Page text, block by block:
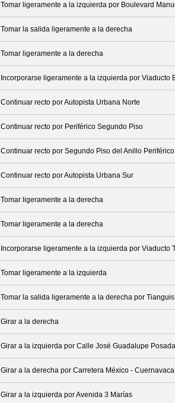
Tomar ligeramente a la izquierda por Boulevard
Tomar la salida ligeramente a la derecha
Tomar ligeramente a la derecha
Incorporarse ligeramente a la izquierda por Viaducto
Continuar recto por Autopista Urbana Norte
Continuar recto por Periférico Segundo Piso
Continuar recto por Segundo Piso del Anillo Periférico
Continuar recto por Autopista Urbana Sur
Tomar ligeramente a la derecha
Tomar ligeramente a la derecha
Incorporarse ligeramente a la izquierda por Viaducto
Tomar ligeramente a la izquierda
Tomar la salida ligeramente a la derecha por
Girar a la derecha
Girar a la izquierda por Calle José Guadalupe Posada
Girar a la derecha por Carretera México -
Girar a la izquierda por Avenida 3 Marías